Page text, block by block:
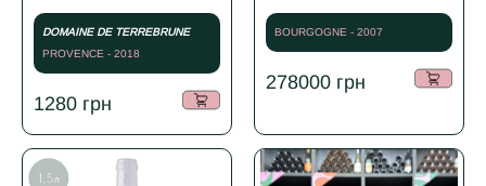
DOMAINE DE TERREBRUNE
PROVENCE - 2018
1280 грн
BOURGOGNE - 2007
278000 грн